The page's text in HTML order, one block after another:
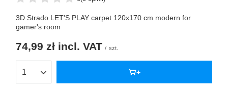
3D Strado LET'S PLAY carpet 120x170 cm modern for
gamer's room
74,99 zł incl. VAT / szt.